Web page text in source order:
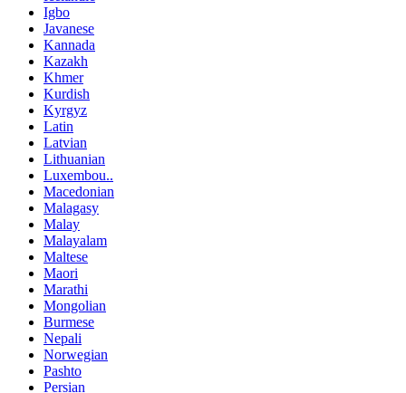
Igbo
Javanese
Kannada
Kazakh
Khmer
Kurdish
Kyrgyz
Latin
Latvian
Lithuanian
Luxembou..
Macedonian
Malagasy
Malay
Malayalam
Maltese
Maori
Marathi
Mongolian
Burmese
Nepali
Norwegian
Pashto
Persian